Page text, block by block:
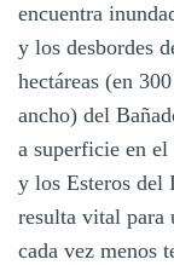
encuentra
y los desbordes
hectáreas (en
ancho) del
a superficie en
y los Esteros del
resulta vital para
cada vez menos